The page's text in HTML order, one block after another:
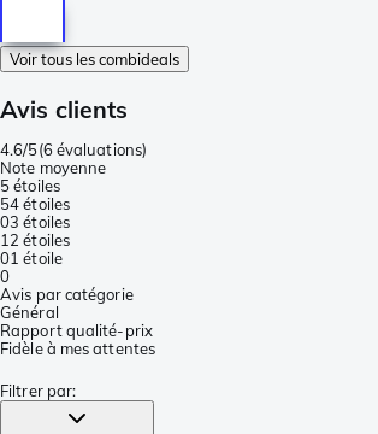
Voir tous les combideals
Avis clients
4.6/5(6 évaluations)
Note moyenne
5 étoiles
54 étoiles
03 étoiles
1 2 étoiles
01 étoile
0
Avis par catégorie
Général
Rapport qualité-prix
Fidèle à mes attentes
Filtrer par: